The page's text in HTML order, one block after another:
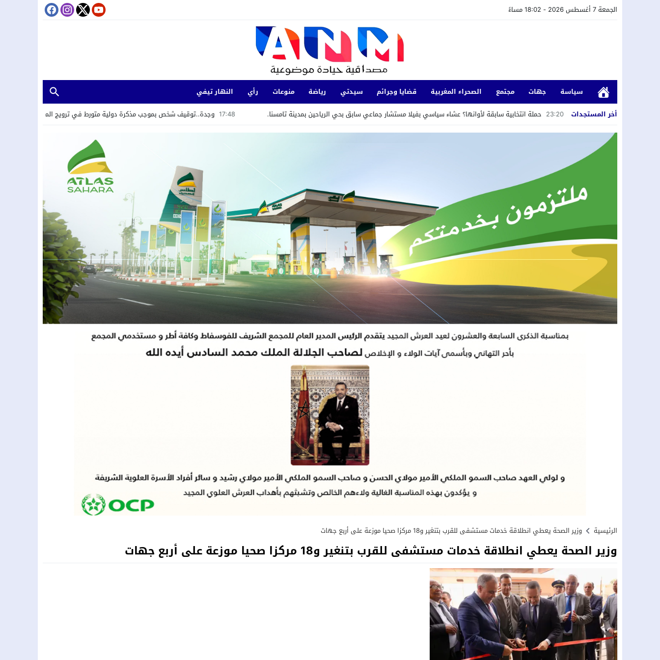
الجمعة 7 أغسطس 2026 - 18:02 مساءً
سياسة جهات مجتمع الصحراء المغربية قضايا وجرائم سيدتي رياضة منوعات رأي
النهار تيفي
أخر المستجدات
وجدة..توقيف شخص بموجب مذكرة دولية متورط في ترويج المخدرات والاحتجاز والعنف تعليمية بأسني 23:20 حملة انتخابية سابقة لأوانها؟ عشاء سياسي بفيلا مستشار جماعي سابق بحي الرياحين بمدينة تامسنا.
الرئيسية وزير الصحة يعطي انطلاقة خدمات مستشفى للقرب بتنغير و18 مركزا صحيا موزعة على أربع جهات
وزير الصحة يعطي انطلاقة خدمات مستشفى للقرب بتنغير و18 مركزا صحيا موزعة على أربع جهات